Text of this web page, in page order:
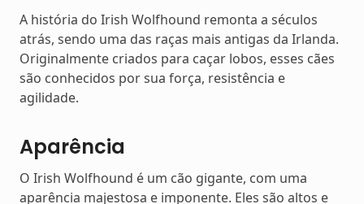
A história do Irish Wolfhound remonta a séculos
atrás, sendo uma das raças mais antigas da Irlanda.
Originalmente criados para caçar lobos, esses cães
são conhecidos por sua força, resistência e
agilidade.
Aparência
O Irish Wolfhound é um cão gigante, com uma
aparência majestosa e imponente. Eles são altos e